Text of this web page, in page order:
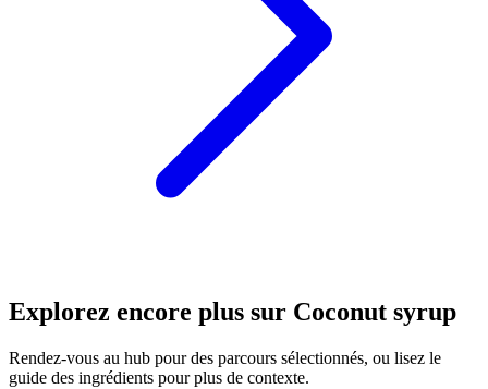
Explorez encore plus sur Coconut syrup
Rendez-vous au hub pour des parcours sélectionnés, ou lisez le
guide des ingrédients pour plus de contexte.